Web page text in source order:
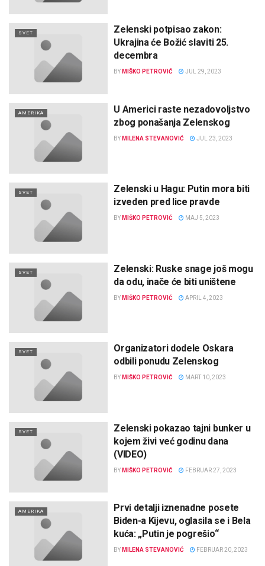
SVET
Zelenski potpisao zakon:
Ukrajina će Božić slaviti 25.
decembra
BY MIŠKO PETROVIĆ JUL 29, 2023
AMERIKA
U Americi raste nezadovoljstvo
zbog ponašanja Zelenskog
BY MILENA STEVANOVIĆ JUL 23, 2023
SVET
Zelenski u Hagu: Putin mora biti
izveden pred lice pravde
BY MIŠKO PETROVIĆ MAJ 5, 2023
SVET
Zelenski: Ruske snage još mogu
da odu, inače će biti uništene
BY MIŠKO PETROVIĆ APRIL 4, 2023
SVET
Organizatori dodele Oskara
odbili ponudu Zelenskog
BY MIŠKO PETROVIĆ MART 10, 2023
SVET
Zelenski pokazao tajni bunker u
kojem živi već godinu dana
(VIDEO)
BY MIŠKO PETROVIĆ FEBRUAR 27, 2023
AMERIKA
Prvi detalji iznenadne posete
Biden-a Kijevu, oglasila se i Bela
kuća: „Putin je pogrešio“
BY MILENA STEVANOVIĆ FEBRUAR 20, 2023